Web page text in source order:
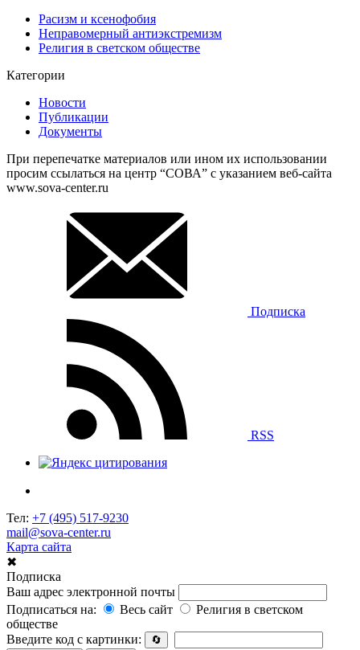
Расизм и ксенофобия
Неправомерный антиэкстремизм
Религия в светском обществе
Категории
Новости
Публикации
Документы
При перепечатке материалов или ином их использовании
просим ссылаться на центр “СОВА” с указанием веб-сайта
www.sova-center.ru
Подписка
RSS
Тел: +7 (495) 517-9230
mail@sova-center.ru
Карта сайта
✖
Подписка
Ваш адрес электронной почты
Подписаться на:
Весь сайт
Религия в светском
обществе
Введите код с картинки:
🔄